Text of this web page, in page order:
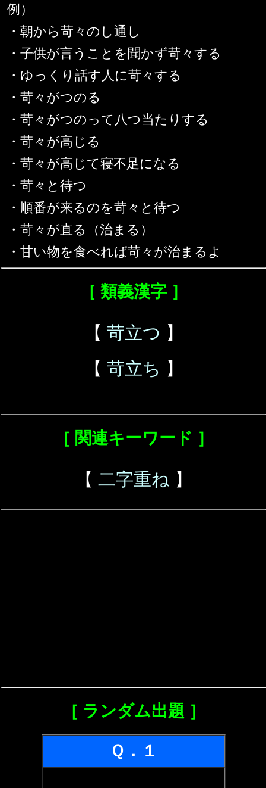
例）
・朝から苛々のし通し
・子供が言うことを聞かず苛々する
・ゆっくり話す人に苛々する
・苛々がつのる
・苛々がつのって八つ当たりする
・苛々が高じる
・苛々が高じて寝不足になる
・苛々と待つ
・順番が来るのを苛々と待つ
・苛々が直る（治まる）
・甘い物を食べれば苛々が治まるよ
［ 類義漢字 ］
【 苛立つ 】
【 苛立ち 】
［ 関連キーワード ］
【 二字重ね 】
［ ランダム出題 ］
Ｑ．１